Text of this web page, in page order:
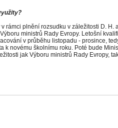
rámci plnění rozsudku v záležitosti D. H.
ministrů Rady Evropy. Letošní
v průběhu listopadu - prosince,
k novému školnímu roku. Poté bude
jak Výboru ministrů Rady Evropy,